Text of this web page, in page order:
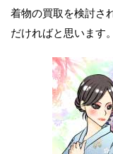
着物の買取を検討さ
だければと思います。